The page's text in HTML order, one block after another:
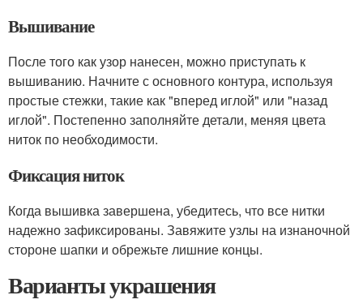
Вышивание
После того как узор нанесен, можно приступать к
вышиванию. Начните с основного контура, используя
простые стежки, такие как "вперед иглой" или "назад
иглой". Постепенно заполняйте детали, меняя цвета
ниток по необходимости.
Фиксация ниток
Когда вышивка завершена, убедитесь, что все нитки
надежно зафиксированы. Завяжите узлы на изнаночной
стороне шапки и обрежьте лишние концы.
Варианты украшения